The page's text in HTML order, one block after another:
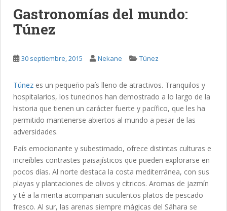
Gastronomías del mundo:
Túnez
30 septiembre, 2015 Nekane Túnez
Túnez es un pequeño país lleno de atractivos. Tranquilos y
hospitalarios, los tunecinos han demostrado a lo largo de la
historia que tienen un carácter fuerte y pacífico, que les ha
permitido mantenerse abiertos al mundo a pesar de las
adversidades.
País emocionante y subestimado, ofrece distintas culturas e
increíbles contrastes paisajísticos que pueden explorarse en
pocos días. Al norte destaca la costa mediterránea, con sus
playas y plantaciones de olivos y cítricos. Aromas de jazmín
y té a la menta acompañan suculentos platos de pescado
fresco. Al sur, las arenas siempre mágicas del Sáhara se